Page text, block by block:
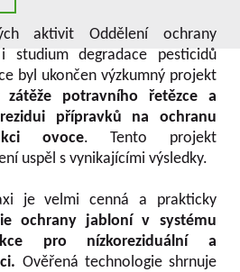
aktivit Oddělení ochrany
degradace pesticidů
byl ukončen výzkumný projekt
zátěže potravního řetězce a
přípravků na ochranu
ovoce. Tento projekt
uspěl s vynikajícími výsledky.
je velmi cenná a prakticky
ochrany jabloní v systému
pro nízkoreziduální a
Ověřená technologie shrnuje